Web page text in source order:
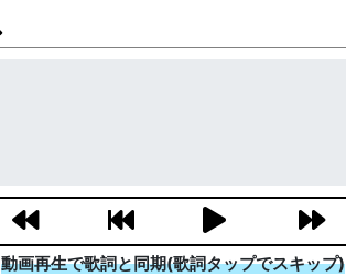
動画再生で歌詞と同期(歌詞タップでスキップ)